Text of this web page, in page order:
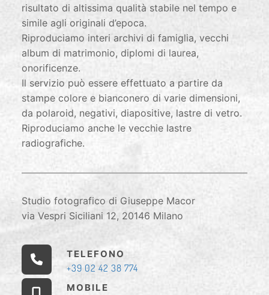
risultato di altissima qualità stabile nel tempo e
simile agli originali d’epoca.
Riproduciamo interi archivi di famiglia, vecchi
album di matrimonio, diplomi di laurea,
onorificenze.
Il servizio può essere effettuato a partire da
stampe colore e bianconero di varie dimensioni,
da polaroid, negativi, diapositive, lastre di vetro.
Riproduciamo anche le vecchie lastre
radiografiche.
Studio fotografico di Giuseppe Macor
via Vespri Siciliani 12, 20146 Milano
TELEFONO
+39 02 42 38 774
MOBILE